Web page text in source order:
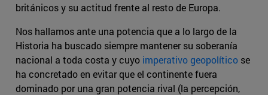
británicos y su actitud frente al resto de Europa.
Nos hallamos ante una potencia que a lo largo de la
Historia ha buscado siempre mantener su soberanía
nacional a toda costa y cuyo imperativo geopolítico se
ha concretado en evitar que el continente fuera
dominado por una gran potencia rival (la percepción,